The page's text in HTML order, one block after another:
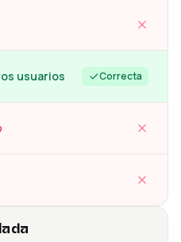
usuarios Correcta